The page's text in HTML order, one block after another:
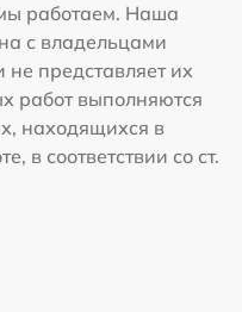
работаем. Наша
с владельцами
представляет их
работ выполняются
находящихся в
в соответствии со ст.